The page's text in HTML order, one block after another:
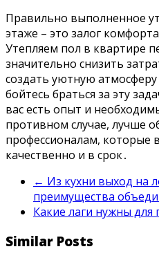
Правильно выполненное
этаже – это залог
Утепляем пол в квартире
значительно снизить
создать уютную
бойтесь браться за эту
вас есть опыт и
противном случае, лучше
профессионалам, которые
качественно и в срок․
← Из кухни выход на
преимущества
Какие лаги нужны для
Similar Posts